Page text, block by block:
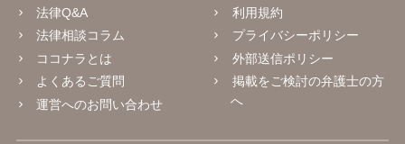
法律Q&A
法律相談コラム
ココナラとは
よくあるご質問
運営へのお問い合わせ
利用規約
プライバシーポリシー
外部送信ポリシー
掲載をご検討の弁護士の方
へ